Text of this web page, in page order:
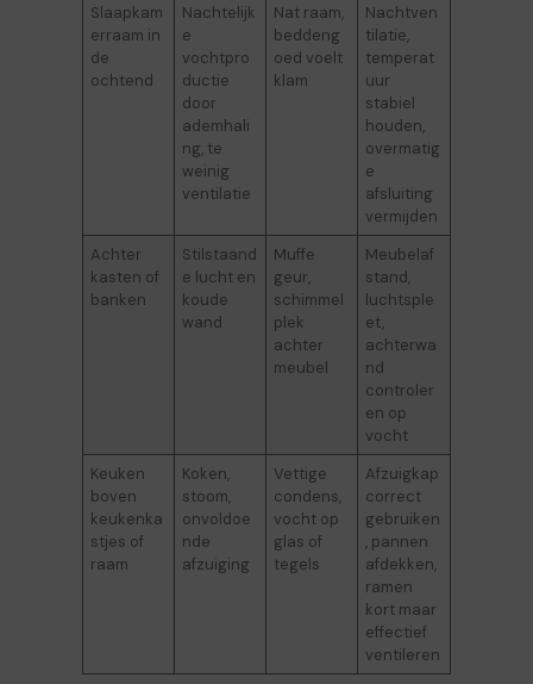
Slaapkam
erraam in
de
ochtend
Nachtelijk
e
vochtpro
ductie
door
ademhali
ng, te
weinig
ventilatie
Nat raam,
beddeng
oed voelt
klam
Nachtven
tilatie,
temperat
uur
stabiel
houden,
overmatig
e
afsluiting
vermijden
Achter
kasten of
banken
Stilstaand
e lucht en
koude
wand
Muffe
geur,
schimmel
plek
achter
meubel
Meubelaf
stand,
luchtsple
et,
achterwa
nd
controler
en op
vocht
Keuken
boven
keukenka
stjes of
raam
Koken,
stoom,
onvoldoe
nde
afzuiging
Vettige
condens,
vocht op
glas of
tegels
Afzuigkap
correct
gebruiken
, pannen
afdekken,
ramen
kort maar
effectief
ventileren